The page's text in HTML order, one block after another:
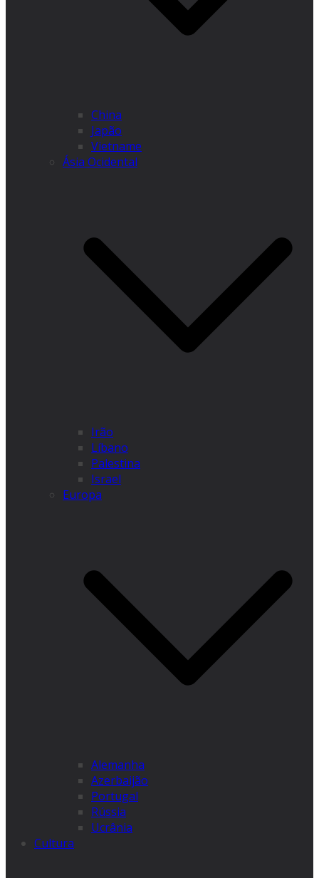
China
Japão
Vietname
Ásia Ocidental
Irão
Líbano
Palestina
Israel
Europa
Alemanha
Azerbaijão
Portugal
Rússia
Ucrânia
Cultura